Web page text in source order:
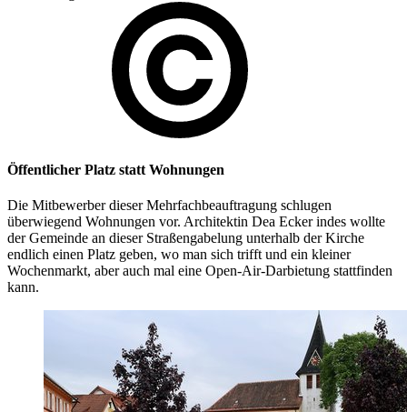
Öffentlicher Platz statt Wohnungen
Die Mitbewerber dieser Mehrfachbeauftragung schlugen
überwiegend Wohnungen vor. Architektin Dea Ecker indes wollte
der Gemeinde an dieser Straßengabelung unterhalb der Kirche
endlich einen Platz geben, wo man sich trifft und ein kleiner
Wochenmarkt, aber auch mal eine Open-Air-Darbietung stattfinden
kann.